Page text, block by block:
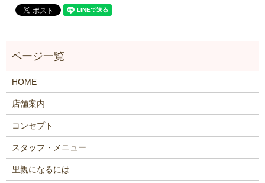
HOME
店舗案内
コンセプト
スタッフ・メニュー
里親になるには